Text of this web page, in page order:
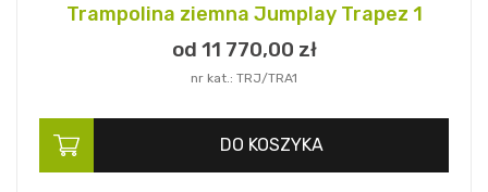
Trampolina ziemna Jumplay Trapez 1
od 11 770,00 zł
nr kat.: TRJ/TRA1
DO KOSZYKA